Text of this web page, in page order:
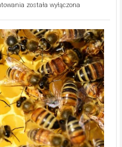
Ekologiczne
Wręczyca
Wielka
z
dofinansowaniem
ponad
15,6
mln
na
modernizację
oczyszczalni
ścieków
[wideo]
została wyłączona